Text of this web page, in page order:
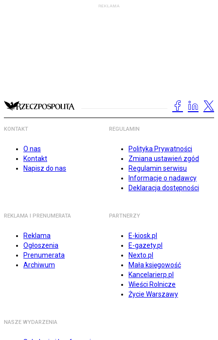
KONTAKT
O nas
Kontakt
Napisz do nas
REGULAMIN
Polityka Prywatności
Zmiana ustawień zgód
Regulamin serwisu
Informacje o nadawcy
Deklaracja dostępności
REKLAMA I PRENUMERATA
Reklama
Ogłoszenia
Prenumerata
Archiwum
PARTNERZY
E-kiosk.pl
E-gazety.pl
Nexto.pl
Mała księgowość
Kancelarierp.pl
Wieści Rolnicze
Życie Warszawy
NASZE WYDARZENIA